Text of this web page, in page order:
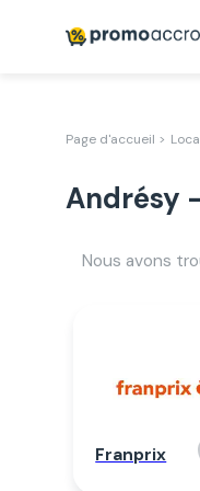
Page d'accueil >
Andrésy
Nous avons
Franprix